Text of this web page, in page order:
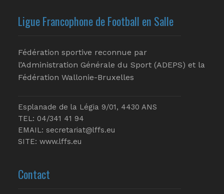
Ligue Francophone de Football en Salle
Fédération sportive reconnue par
l’Administration Générale du Sport (ADEPS) et la
Fédération Wallonie-Bruxelles
Esplanade de la Légia 9/01, 4430 ANS
TEL: 04/341 41 94
EMAIL: secretariat@lffs.eu
SITE: www.lffs.eu
Contact